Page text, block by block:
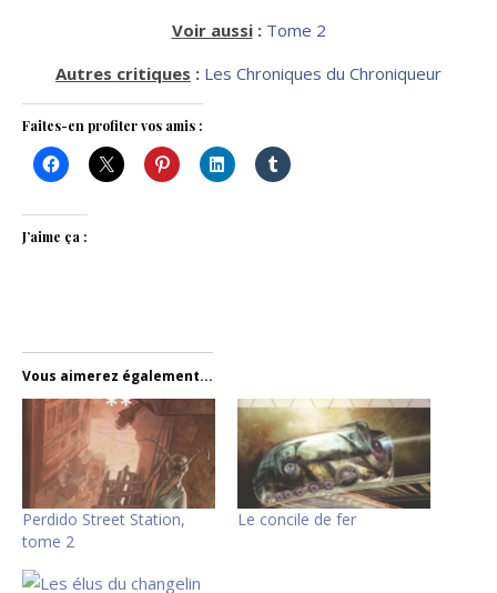
Voir aussi: Tome 2
Autres critiques : Les Chroniques du Chroniqueur
Faites-en profiter vos amis :
J’aime ça :
Vous aimerez également...
Perdido Street Station,
tome 2
Le concile de fer